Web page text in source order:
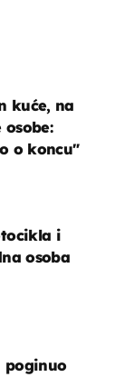
kuće, na
o koncu"
i
osoba
poginuo